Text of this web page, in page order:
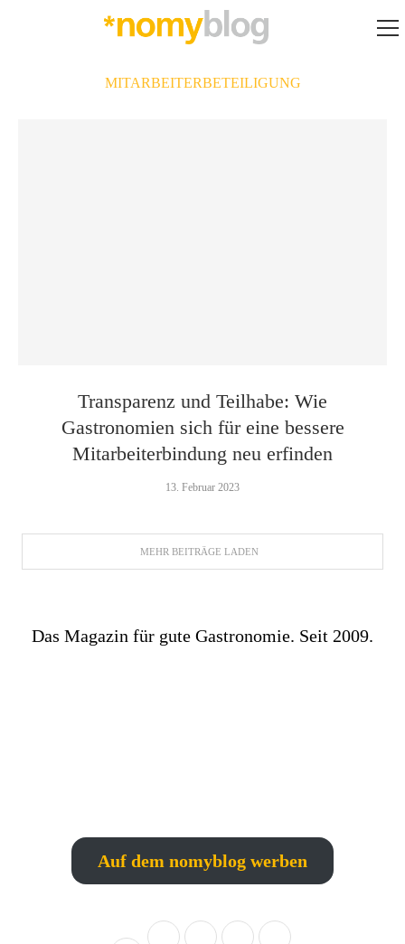
MITARBEITERBETEILIGUNG
Transparenz und Teilhabe: Wie
Gastronomien sich für eine bessere
Mitarbeiterbindung neu erfinden
13. Februar 2023
MEHR BEITRÄGE LADEN
Das Magazin für gute Gastronomie. Seit 2009.
Auf dem nomyblog werben